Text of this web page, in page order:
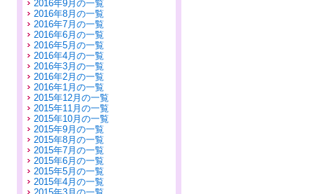
2016年9月の一覧
2016年8月の一覧
2016年7月の一覧
2016年6月の一覧
2016年5月の一覧
2016年4月の一覧
2016年3月の一覧
2016年2月の一覧
2016年1月の一覧
2015年12月の一覧
2015年11月の一覧
2015年10月の一覧
2015年9月の一覧
2015年8月の一覧
2015年7月の一覧
2015年6月の一覧
2015年5月の一覧
2015年4月の一覧